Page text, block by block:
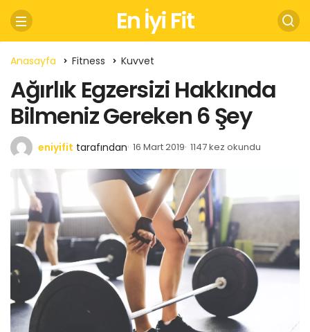
En İyi Fit
Anasayfa Fitness Kuvvet
Ağırlık Egzersizi Hakkında
Bilmeniz Gereken 6 Şey
eniyifit tarafından 16 Mart 2019 1147 kez okundu